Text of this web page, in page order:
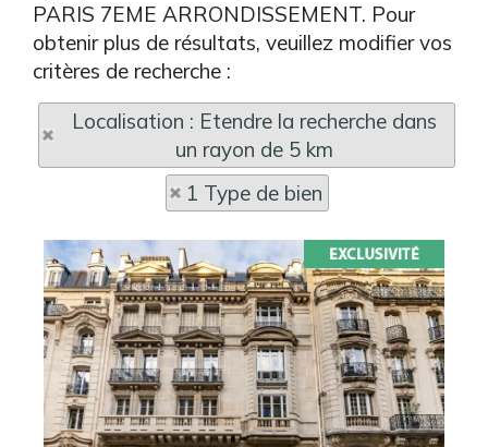
PARIS 7EME ARRONDISSEMENT. Pour
obtenir plus de résultats, veuillez modifier vos
critères de recherche :
Localisation : Etendre la recherche dans
un rayon de 5 km
1 Type de bien